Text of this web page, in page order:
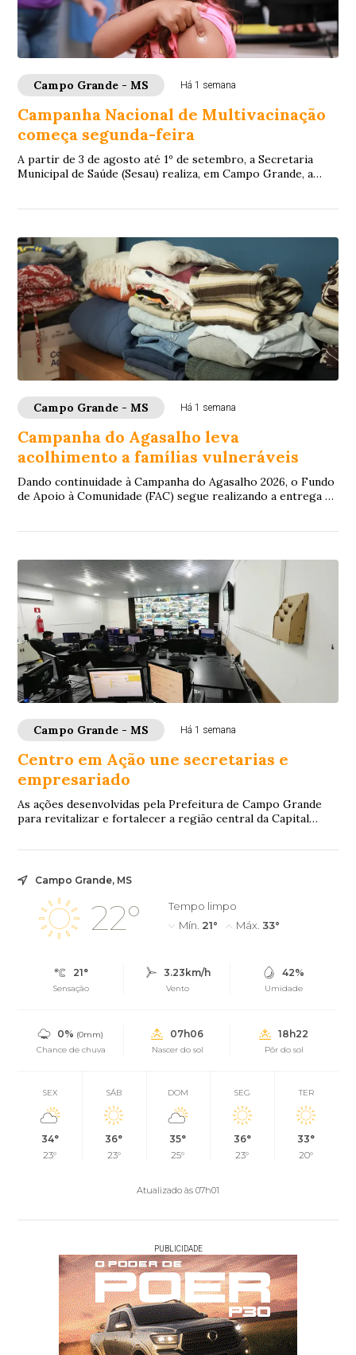
Campo Grande - MS Há 1 semana
Campanha Nacional de Multivacinação
começa segunda-feira
A partir de 3 de agosto até 1º de setembro, a Secretaria
Municipal de Saúde (Sesau) realiza, em Campo Grande, a
Campo Grande - MS Há 1 semana
Campanha do Agasalho leva
acolhimento a famílias vulneráveis
Dando continuidade à Campanha do Agasalho 2026, o Fundo
de Apoio à Comunidade (FAC) segue realizando a entrega de
Campo Grande - MS Há 1 semana
Centro em Ação une secretarias e
empresariado
As ações desenvolvidas pela Prefeitura de Campo Grande
para revitalizar e fortalecer a região central da Capital
Campo Grande, MS
22°
Tempo limpo
Mín. 21° Máx. 33°
21°
Sensação
3.23km/h
Vento
42%
Umidade
0% (0mm)
Chance de chuva
07h06
Nascer do sol
18h22
Pôr do sol
SEX
34°
23°
SÁB
36°
23°
DOM
35°
25°
SEG
36°
23°
TER
33°
20°
Atualizado às 07h01
PUBLICIDADE